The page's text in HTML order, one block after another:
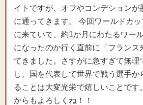
イトですが、オフやコンデションが
に通ってきます。 今回ワールドカ
に来ていて、約1か月にわたるワー
になったのか行く直前に「フランス
てきました。さすがに急すぎて無理
し、国を代表して世界で戦う選手か
ることは大変光栄で嬉しいことです
からもよろしくね！！